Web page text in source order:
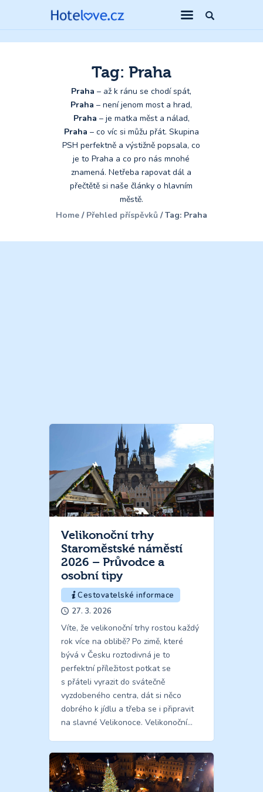
Tag: Praha
Praha – až k ránu se chodí spát,
Praha – není jenom most a hrad,
Praha – je matka měst a nálad,
Praha – co víc si můžu přát. Skupina
PSH perfektně a výstižně popsala, co
je to Praha a co pro nás mnohé
znamená. Netřeba rapovat dál a
přečtětě si naše články o hlavním
městě.
Home
Přehled příspěvků Tag: Praha
Velikonoční trhy
Staroměstské náměstí
2026 – Průvodce a
osobní tipy
Cestovatelské informace
27. 3. 2026
Víte, že velikonoční trhy rostou každý
rok více na oblibě? Po zimě, které
bývá v Česku roztodivná je to
perfektní příležitost potkat se
s přáteli vyrazit do svátečně
vyzdobeného centra, dát si něco
dobrého k jídlu a třeba se i připravit
na slavné Velikonoce. Velikonoční…